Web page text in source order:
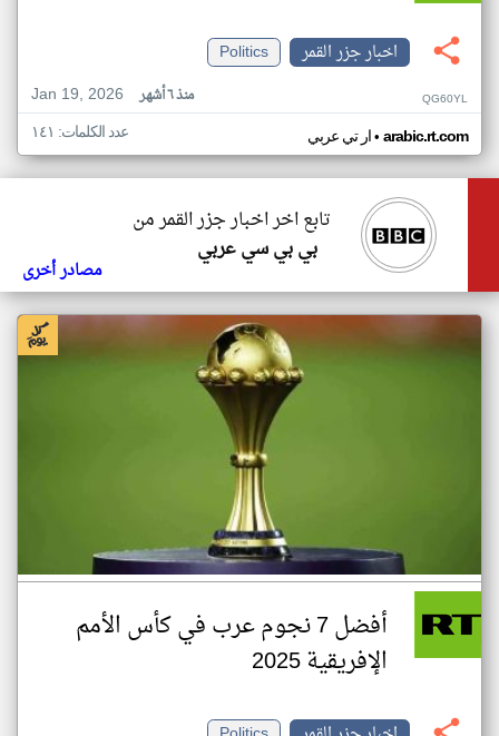
اخبار جزر القمر
Politics
Jan 19, 2026
منذ ٦ أشهر QG60YL
ار تي عربي• arabic.rt.com عدد الكلمات: ١٤١
تابع اخر اخبار جزر القمر من
بي بي سي عربي
مصادر أخرى
أفضل 7 نجوم عرب في كأس الأمم
الإفريقية 2025